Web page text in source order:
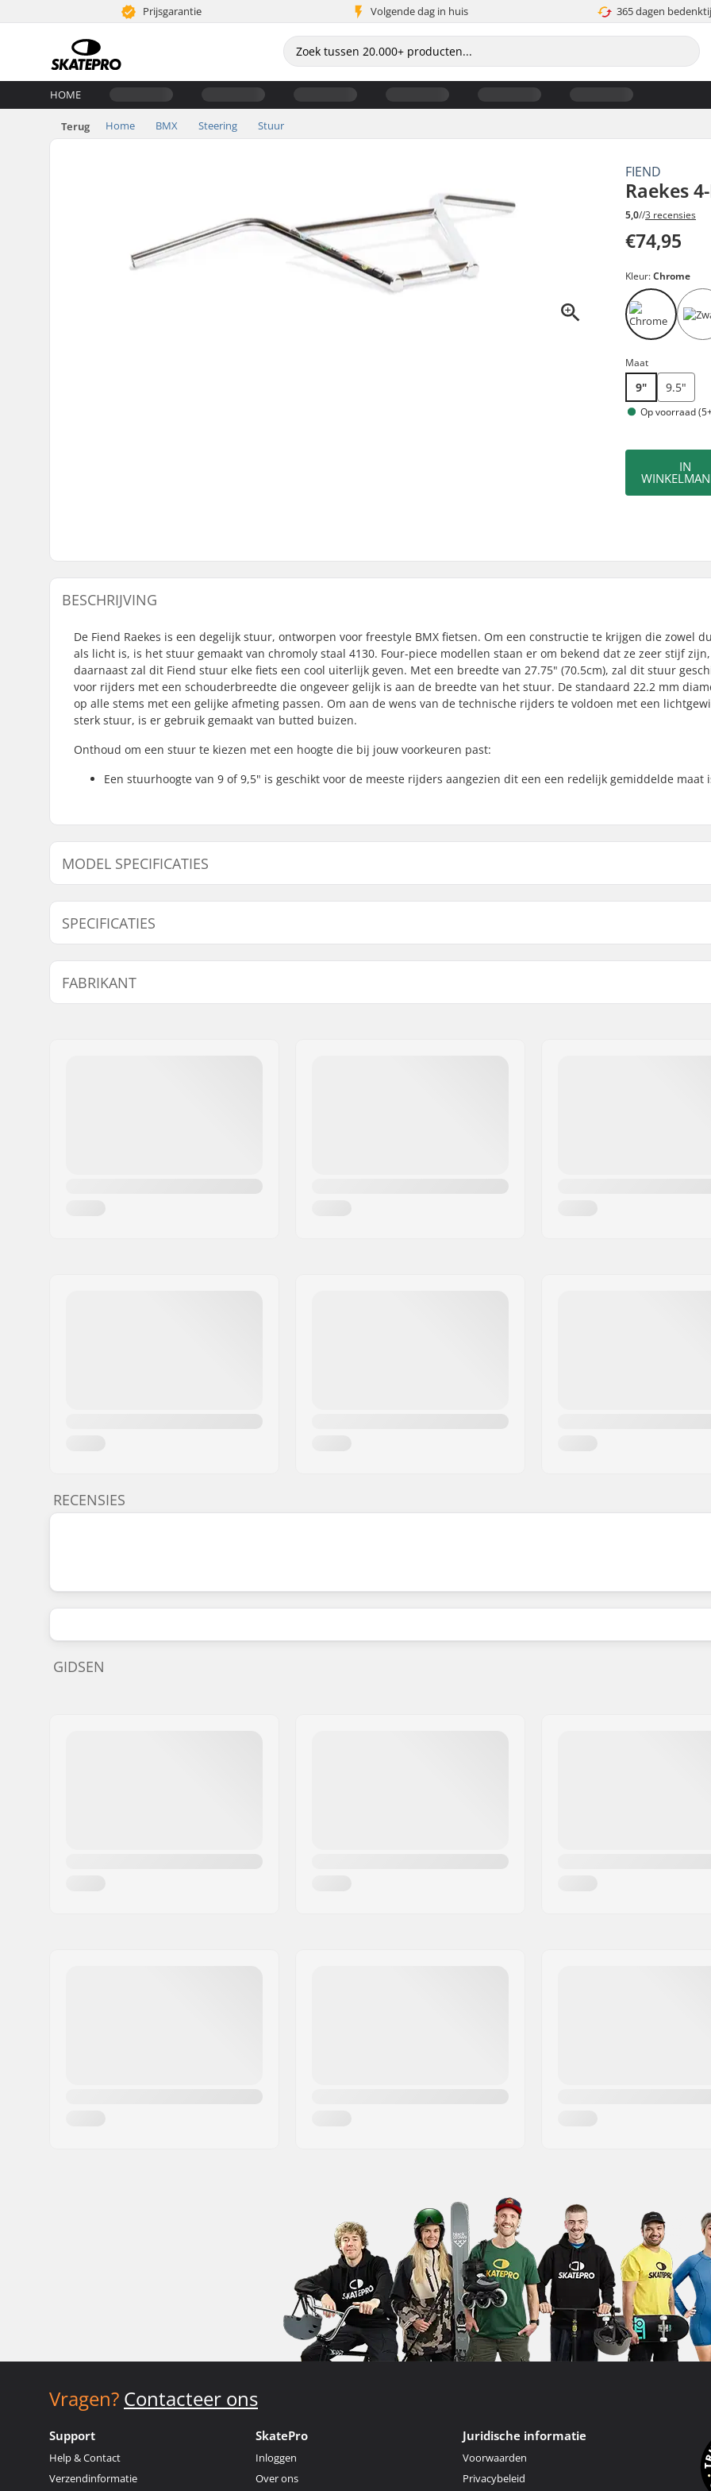
Prijsgarantie Volgende dag in huis 365 dagen
HOME
Terug Home BMX Steering Stuur
FIEND
Raekes
5,0//3 recensies
€74,95
Kleur:Chrome
Maat
9" 9.5"
Op voorraad
IN
BESCHRIJVING
De Fiend Raekes is een degelijk stuur, ontworpen voor freestyle BMX fietsen. Om een constructie te krijgen die zowel
als licht is, is het stuur gemaakt van chromoly staal 4130. Four-piece modellen staan er om bekend dat ze zeer stijf zijn,
daarnaast zal dit Fiend stuur elke fiets een cool uiterlijk geven. Met een breedte van 27.75" (70.5cm), zal dit stuur
voor rijders met een schouderbreedte die ongeveer gelijk is aan de breedte van het stuur. De standaard 22.2 mm
op alle stems met een gelijke afmeting passen. Om aan de wens van de technische rijders te voldoen met een
sterk stuur, is er gebruik gemaakt van butted buizen.
Onthoud om een stuur te kiezen met een hoogte die bij jouw voorkeuren past:
Een stuurhoogte van 9 of 9,5" is geschikt voor de meeste rijders aangezien dit een een redelijk gemiddelde maat
MODEL SPECIFICATIES
9"
SPECIFICATIES
Tubing:
Butted, Heat-treated
Bar breedte:
Stem diameter:
22.2mm
Gewicht:
Backsweep:
FABRIKANT
RECENSIES
GIDSEN
Vragen? Contacteer ons
Support
Help & Contact
Verzendinformatie
SkatePro
Inloggen
Over ons
Juridische informatie
Voorwaarden
Privacybeleid